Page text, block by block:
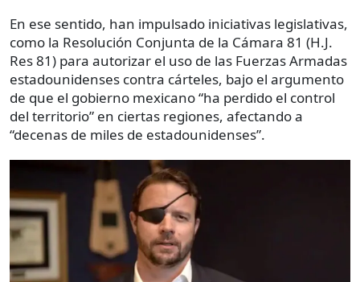
En ese sentido, han impulsado iniciativas legislativas,
como la Resolución Conjunta de la Cámara 81 (H.J.
Res 81) para autorizar el uso de las Fuerzas Armadas
estadounidenses contra cárteles, bajo el argumento
de que el gobierno mexicano “ha perdido el control
del territorio” en ciertas regiones, afectando a
“decenas de miles de estadounidenses”.